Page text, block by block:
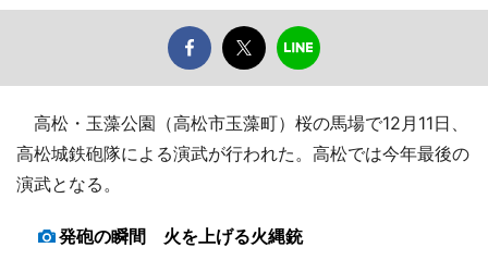
高松・玉藻公園（高松市玉藻町）桜の馬場で12月11日、
高松城鉄砲隊による演武が行われた。高松では今年最後の
演武となる。
発砲の瞬間 火を上げる火縄銃